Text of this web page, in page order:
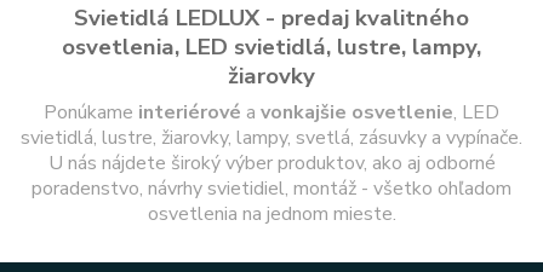
Svietidlá LEDLUX - predaj kvalitného
osvetlenia, LED svietidlá, lustre, lampy,
žiarovky
Ponúkame interiérové a vonkajšie osvetlenie, LED
svietidlá, lustre, žiarovky, lampy, svetlá, zásuvky a vypínače.
U nás nájdete široký výber produktov, ako aj odborné
poradenstvo, návrhy svietidiel, montáž - všetko ohľadom
osvetlenia na jednom mieste.